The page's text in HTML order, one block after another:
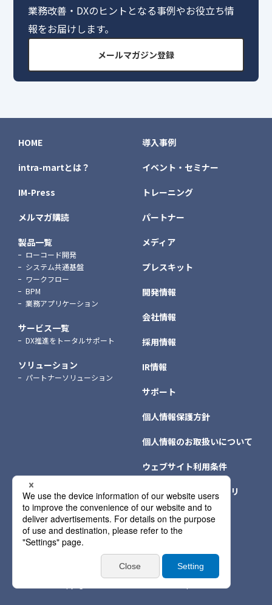
業務改善・DXのヒントとなる事例やお役立ち情
報をお届けします。
メールマガジン登録
個人情報保護方針情報
サイトマップ
HOME
intra-martとは？
IM-Press
メルマガ購読
製品一覧
ローコード開発
システム共通基盤
ワークフロー
BPM
業務アプリケーション
サービス一覧
DX推進をトータルサポート
ソリューション
パートナーソリューション
導入事例
イベント・セミナー
トレーニング
パートナー
メディア
プレスキット
開発情報
会社情報
採用情報
IR情報
サポート
個人情報保護方針
個人情報のお取扱いについて
ウェブサイト利用条件
クッキー（Cookie）ポリ
シー